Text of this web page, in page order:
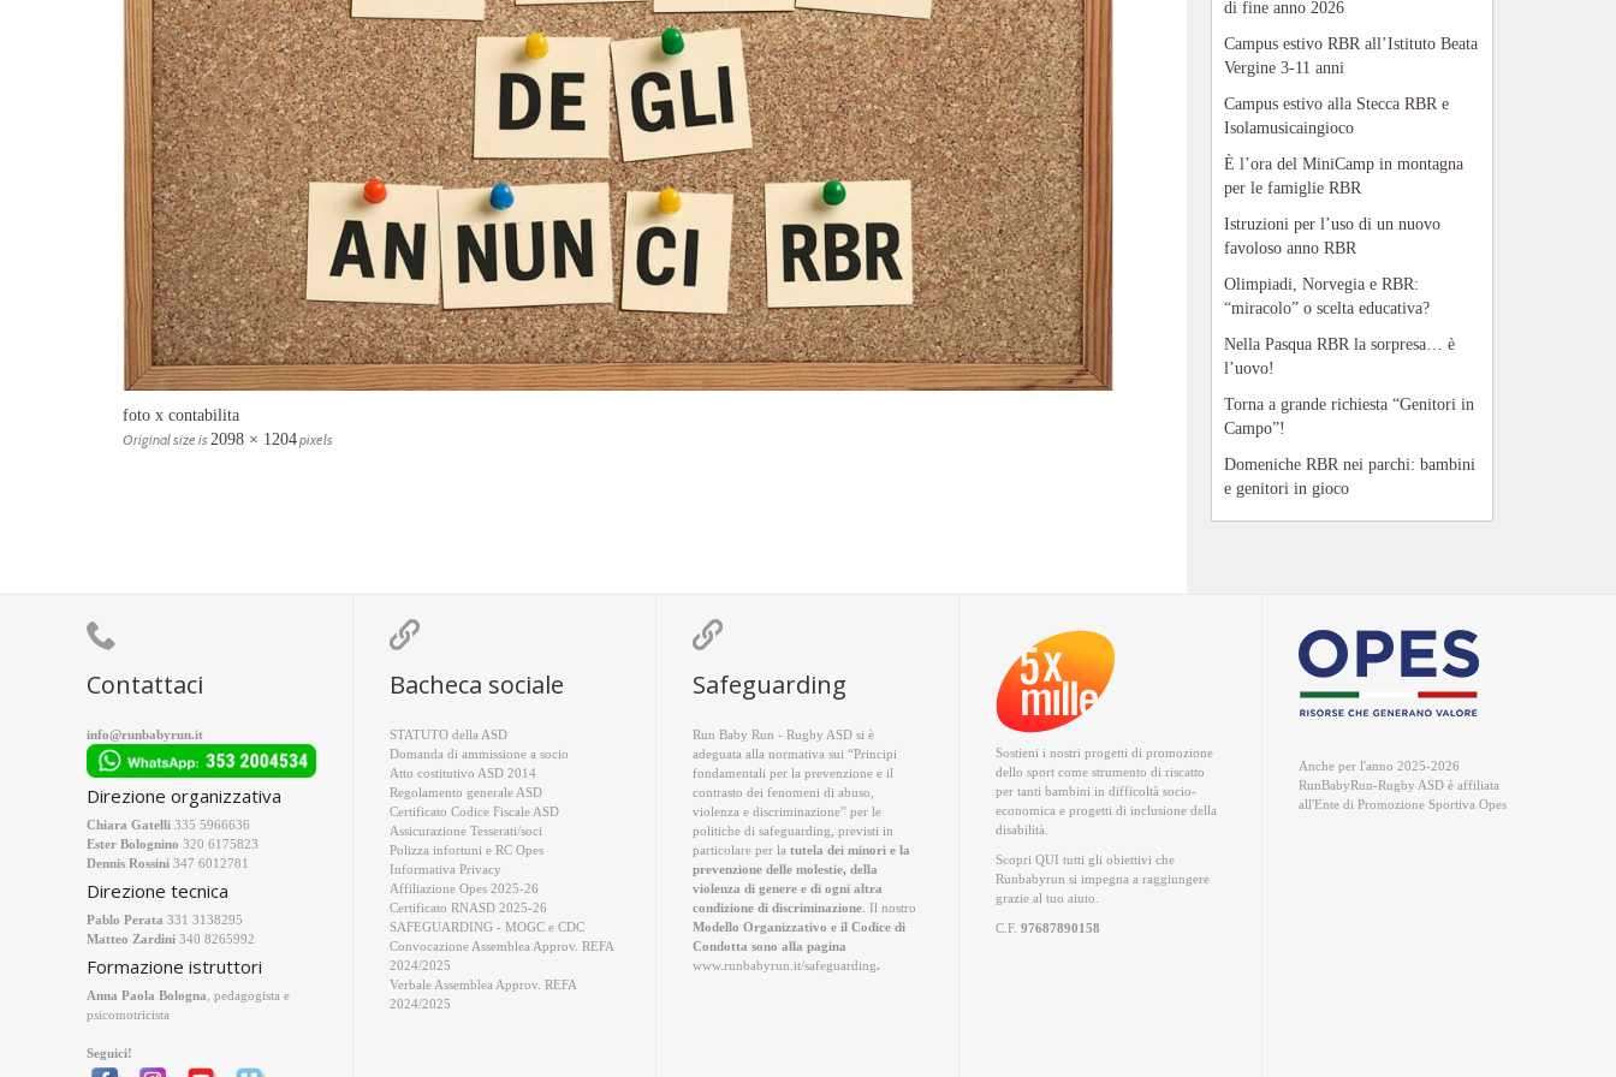
foto x contabilita
Original size is 2098 × 1204pixels
di fine anno 2026
Campus estivo RBR all’Istituto Beata
Vergine 3-11 anni
Campus estivo alla Stecca RBR e
Isolamusicaingioco
È l’ora del MiniCamp in montagna
per le famiglie RBR
Istruzioni per l’uso di un nuovo
favoloso anno RBR
Olimpiadi, Norvegia e RBR:
“miracolo” o scelta educativa?
Nella Pasqua RBR la sorpresa… è
l’uovo!
Torna a grande richiesta “Genitori in
Campo”!
Domeniche RBR nei parchi: bambini
e genitori in gioco

Contattaci
info@runbabyrun.it
Direzione organizzativa
Chiara Gatelli 335 5966636
Ester Bolognino 320 6175823
Dennis Rossini 347 6012781
Direzione tecnica
Pablo Perata 331 3138295
Matteo Zardini 340 8265992
Formazione istruttori
Anna Paola Bologna , pedagogista e
psicomotricista
Seguici!

Bacheca sociale
STATUTO della ASD
Domanda di ammissione a socio
Atto costitutivo ASD 2014
Regolamento generale ASD
Certificato Codice Fiscale ASD
Assicurazione Tesserati/soci
Polizza infortuni e RC Opes
Informativa Privacy
Affiliazione Opes 2025-26
Certificato RNASD 2025-26
SAFEGUARDING - MOGC e CDC
Convocazione Assemblea Approv. REFA
2024/2025
Verbale Assemblea Approv. REFA
2024/2025

Safeguarding
Run Baby Run - Rugby ASD si è
adeguata alla normativa sui “Principi
fondamentali per la prevenzione e il
contrasto dei fenomeni di abuso,
violenza e discriminazione” per le
politiche di safeguarding, previsti in
particolare per la tutela dei minori e la
prevenzione delle molestie, della
violenza di genere e di ogni altra
condizione di discriminazione . Il nostro
Modello Organizzativo e il Codice di
Condotta sono alla pagina
www.runbabyrun.it/safeguarding.
Sostieni i nostri progetti di promozione
dello sport come strumento di riscatto
per tanti bambini in difficoltà socio-
economica e progetti di inclusione della
disabilità.
Scopri QUI tutti gli obiettivi che
Runbabyrun si impegna a raggiungere
grazie al tuo aiuto.
C.F. 97687890158
Anche per l'anno 2025-2026
RunBabyRun-Rugby ASD è affiliata
all'Ente di Promozione Sportiva Opes